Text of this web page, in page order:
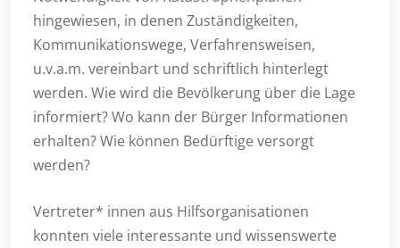
hingewiesen, in denen Zuständigkeiten,
Kommunikationswege, Verfahrensweisen,
u.v.a.m. vereinbart und schriftlich hinterlegt
werden. Wie wird die Bevölkerung über die Lage
informiert? Wo kann der Bürger Informationen
erhalten? Wie können Bedürftige versorgt
werden?
Vertreter* innen aus Hilfsorganisationen
konnten viele interessante und wissenswerte